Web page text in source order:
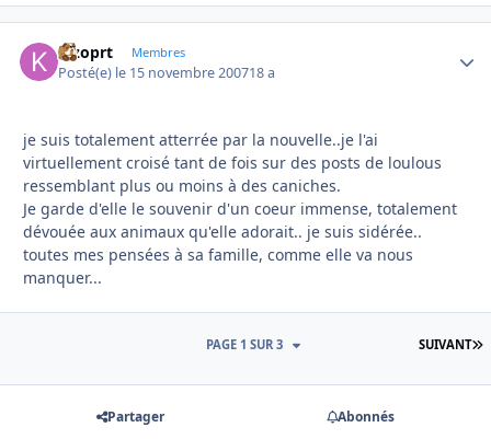
kizoprt Membres
Posté(e) le 15 novembre 200718 a
je suis totalement atterrée par la nouvelle..je l'ai
virtuellement croisé tant de fois sur des posts de loulous
ressemblant plus ou moins à des caniches.
Je garde d'elle le souvenir d'un coeur immense, totalement
dévouée aux animaux qu'elle adorait.. je suis sidérée..
toutes mes pensées à sa famille, comme elle va nous
manquer...
SUIVANT
PAGE 1 SUR 3
Partager Abonnés